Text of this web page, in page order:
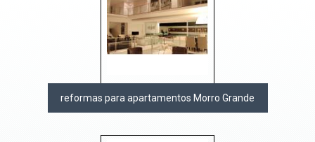
reformas para apartamentos Morro Grande